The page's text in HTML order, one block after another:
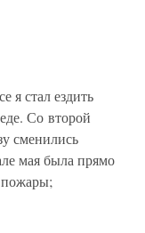
я стал ездить
Со второй
сменились
мая была прямо
пожары;